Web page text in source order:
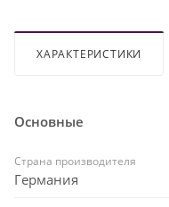
ХАРАКТЕРИСТИКИ
Основные
Страна производителя
Германия